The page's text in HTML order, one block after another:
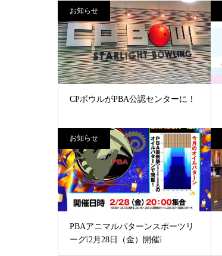
お知らせ
CPボウルがPBA公認センターに！
お知らせ
PBAアニマルパターンスポーツリ
ーグ❕2月28日（金）開催❕